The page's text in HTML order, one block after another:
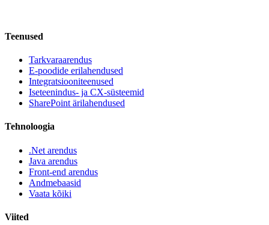
Teenused
Tarkvaraarendus
E-poodide erilahendused
Integratsiooniteenused
Iseteenindus- ja CX-süsteemid
SharePoint ärilahendused
Tehnoloogia
.Net arendus
Java arendus
Front-end arendus
Andmebaasid
Vaata kõiki
Viited